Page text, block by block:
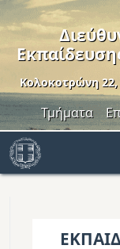
Παράκαμψη προς το
Κολοκοτρώνη
Τμήματα